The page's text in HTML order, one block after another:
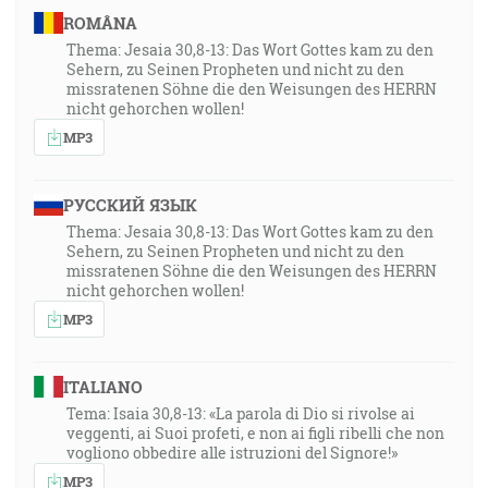
[1Pt 4:10]
22:36
Ale domnievajúc sa, že je medzi spolucestujúcimi,
odišli deň cesty a hľadali ho medzi príbuznými a
známymi. A keď ho nenašli, vrátili sa do Jeruzalema a
chráme sedieť medzi učiteľmi počúvať ich a opytovať
sa ich. A všetci, ktorí ho počúvali, žasli nad jeho
rozumnosťou a nad jeho odpoveďami. A keď ho
uvideli, užasli, a jeho matka mu povedala: Dieťa, čo si
nám to tak urobil? Hľa, tvoj otec i ja sme ťa s bolesťou
hľadali. A on im povedal: Čo to, že ste ma hľadali? Či
[Lk 2:44-49]
27:10
… ktorý neučinil hriechu, ani sa nenašla v jeho ústach
ROMÂNA
Thema: Jesaia 30,8-13: Das Wort Gottes kam zu den
Sehern, zu Seinen Propheten und nicht zu den
missratenen Söhne die den Weisungen des HERRN
nicht gehorchen wollen!
MP3
РУССКИЙ ЯЗЫК
Thema: Jesaia 30,8-13: Das Wort Gottes kam zu den
Sehern, zu Seinen Propheten und nicht zu den
missratenen Söhne die den Weisungen des HERRN
nicht gehorchen wollen!
MP3
ITALIANO
Tema: Isaia 30,8-13: «La parola di Dio si rivolse ai
veggenti, ai Suoi profeti, e non ai figli ribelli che non
vogliono obbedire alle istruzioni del Signore!»
MP3